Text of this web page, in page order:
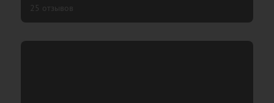
25 отзывов